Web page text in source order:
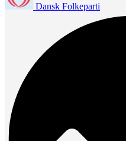
Dansk Folkeparti